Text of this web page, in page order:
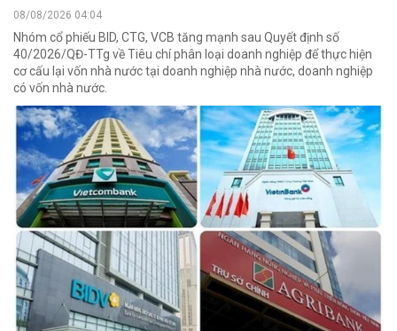
08/08/2026 04:04
Nhóm cổ phiếu BID, CTG, VCB tăng mạnh sau Quyết định số
40/2026/QĐ-TTg về Tiêu chí phân loại doanh nghiệp để thực hiện
cơ cấu lại vốn nhà nước tại doanh nghiệp nhà nước, doanh nghiệp
có vốn nhà nước.